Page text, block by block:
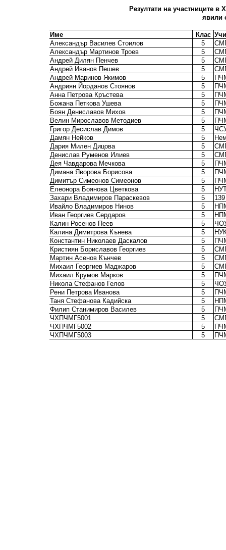
Резултати на участниците в
явили
Име Клас
Александър Василев Стоилов
5
Александър Мартинов Троев
5
Андрей Дилян Пенчев
5
Андрей Иванов Пешев
5
Андрей Маринов Якимов
5
Андриян Йорданов Стоянов
5
Анна Петрова Кръстева
5
Божана Петкова Ушева
5
Боян Дениславов Михов
5
Велин Мирославов Методиев
5
Григор Десислав Димов
5
Дамян Нейков
5
Дария Милен Дицова
5
Денислав Руменов Илиев
5
Дея Чавдарова Мечкова
5
Димана Яворова Борисова
5
Димитър Симеонов Симеонов
5
Елеонора Боянова Цветкова
5
Захари Владимиров Параскевов
5
Ивайло Владимиров Нинов
5
Иван Георгиев Сердаров
5
Калин Росенов Пеев
5
Калина Димитрова Кънева
5
Константин Николаев Даскалов
5
Кристиян Бориславов Георгиев
5
Мартин Асенов Кънчев
5
Михаил Георгиев Маджаров
5
Михаил Крумов Марков
5
Никола Стефанов Гелов
5
Рени Петрова Иванова
5
Таня Стефанова Кадийска
5
Филип Станимиров Василев
5
ЧХПЧМГ5001
5
ЧХПЧМГ5002
5
ЧХПЧМГ5003
5